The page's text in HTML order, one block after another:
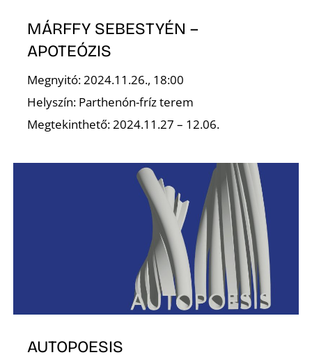
MÁRFFY SEBESTYÉN –
APOTEÓZIS
Megnyitó: 2024.11.26., 18:00
Helyszín: Parthenón-fríz terem
Megtekinthető: 2024.11.27 – 12.06.
AUTOPOESIS